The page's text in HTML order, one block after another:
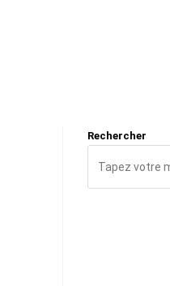
Rechercher